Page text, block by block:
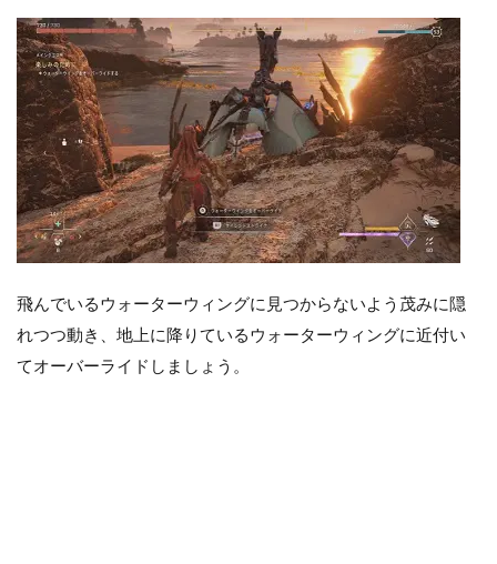
飛んでいるウォーターウィングに見つからないよう茂みに隠
れつつ動き、地上に降りているウォーターウィングに近付い
てオーバーライドしましょう。